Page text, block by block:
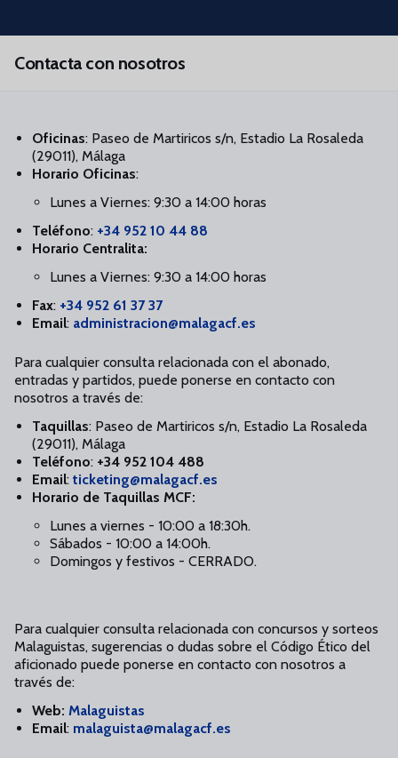
Skip to main content
Contacta con nosotros
Oficinas: Paseo de Martiricos s/n, Estadio La Rosaleda
(29011), Málaga
Horario Oficinas:
Lunes a Viernes: 9:30 a 14:00 horas
Teléfono: +34 952 10 44 88
Horario Centralita:
Lunes a Viernes: 9:30 a 14:00 horas
Fax: +34 952 61 37 37
Email: administracion@malagacf.es
Para cualquier consulta relacionada con el abonado,
entradas y partidos, puede ponerse en contacto con
nosotros a través de:
Taquillas: Paseo de Martiricos s/n, Estadio La Rosaleda
(29011), Málaga
Teléfono: +34 952 104 488
Email: ticketing@malagacf.es
Horario de Taquillas MCF:
Lunes a viernes - 10:00 a 18:30h.
Sábados - 10:00 a 14:00h.
Domingos y festivos - CERRADO.
Para cualquier consulta relacionada con concursos y sorteos
Malaguistas, sugerencias o dudas sobre el Código Ético del
aficionado puede ponerse en contacto con nosotros a
través de:
Web: Malaguistas
Email: malaguista@malagacf.es